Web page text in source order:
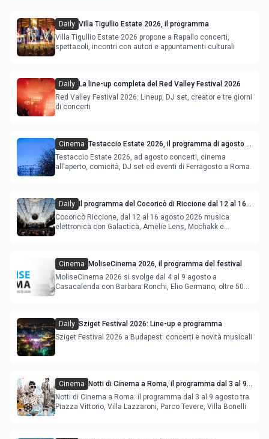
Daily Villa Tigullio Estate 2026, il programma
Villa Tigullio Estate 2026 propone a Rapallo concerti,
spettacoli, incontri con autori e appuntamenti culturali
Daily La line-up completa del Red Valley Festival 2026
Red Valley Festival 2026: Lineup, DJ set, creator e tre giorni
di concerti
Cinema Testaccio Estate 2026, il programma di agosto e
Ferragosto
Testaccio Estate 2026, ad agosto concerti, cinema
all'aperto, comicità, DJ set ed eventi di Ferragosto a Roma.
Daily
Il programma del Cocoricò di Riccione dal 12 al 16
agosto 2026
Cocoricò Riccione, dal 12 al 16 agosto 2026 musica
elettronica con Galactica, Amelie Lens, Mochakk e
Cinema
MoliseCinema 2026, il programma del festival
MoliseCinema 2026 si svolge dal 4 al 9 agosto a
Casacalenda con Barbara Ronchi, Elio Germano, oltre 50
Daily Sziget Festival 2026: Line-up e programma
Sziget Festival 2026 a Budapest: concerti e novità musicali
Cinema
Notti di Cinema a Roma, il programma dal 3 al 9
agosto
Notti di Cinema a Roma: il programma dal 3 al 9 agosto tra
Piazza Vittorio, Villa Lazzaroni, Parco Tevere, Villa Bonelli